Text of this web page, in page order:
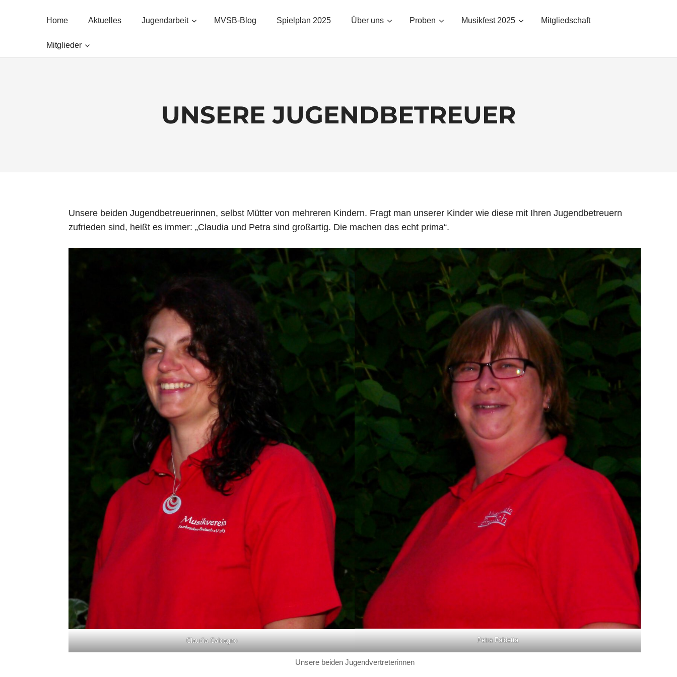
Internetauftritt
Musikverein
Saarbrücken
Home Aktuelles Jugendarbeit MVSB-Blog Spielplan 2025 Über uns Proben Musikfest 2025 Mitgliedschaft
Mitglieder
UNSERE JUGENDBETREUER
Unsere beiden Jugendbetreuerinnen, selbst Mütter von mehreren Kindern. Fragt man unserer Kinder wie diese mit Ihren Jugendbetreuern
zufrieden sind, heißt es immer: „Claudia und Petra sind großartig. Die machen das echt prima“.
Claudia Calcagno Petra Faldetta
Unsere beiden Jugendvertreterinnen